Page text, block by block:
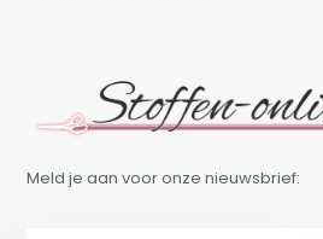
Meld je aan voor onze nieuwsbrief: